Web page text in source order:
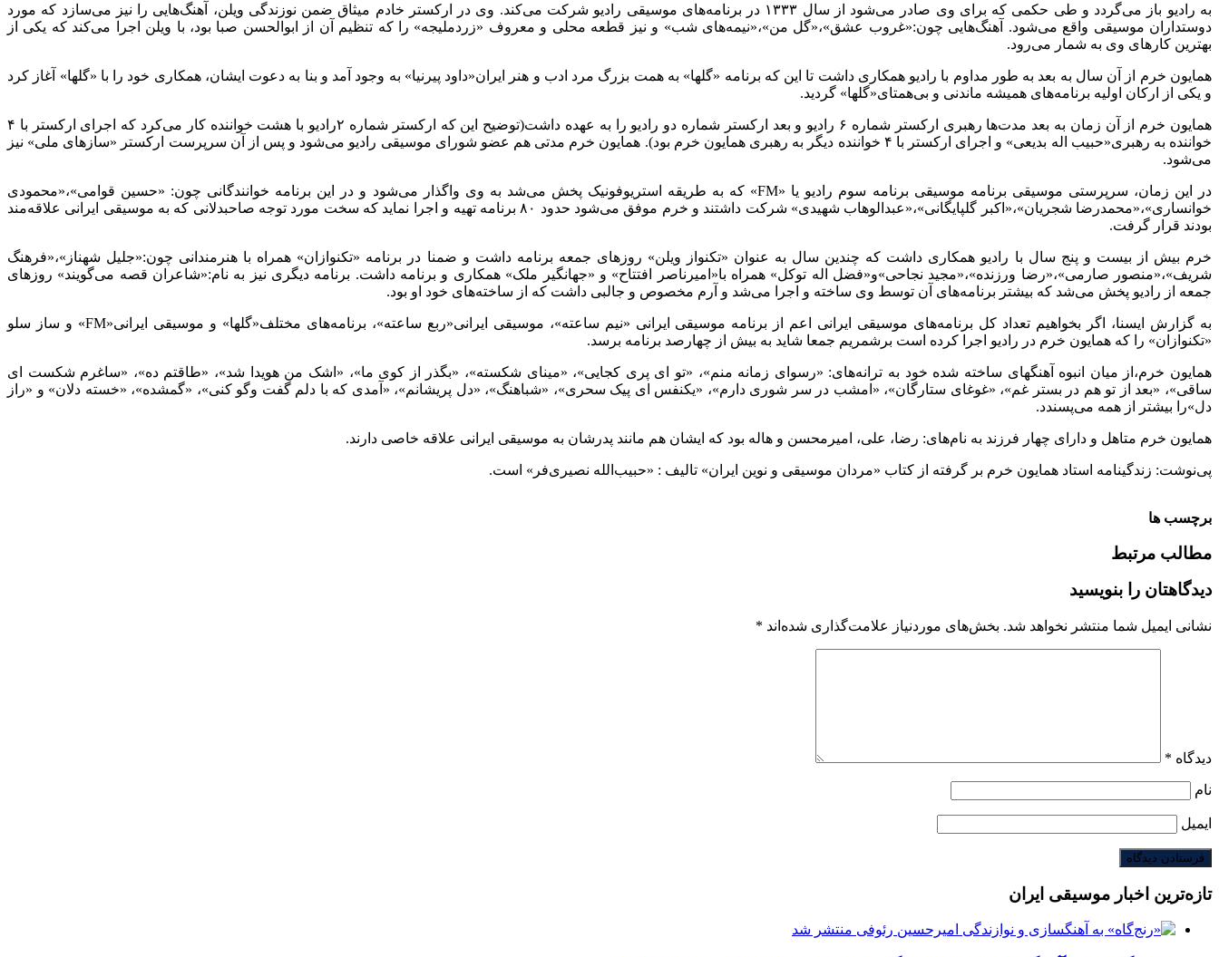
به رادیو باز می‌گردد و طی حکمی که برای وی صادر می‌شود از سال ۱۳۳۳ در برنامه‌های موسیقی رادیو شرکت می‌کند. وی در ارکستر خادم میثاق ضمن نوزندگی ویلن‌، آهنگ‌هایی را نیز می‌سازد که مورد
دوستداران موسیقی واقع می‌شود. آهنگ‌هایی چون:«غروب عشق»،«گل من»،«نیمه‌های شب» و نیز قطعه محلی و معروف «زردملیجه» را که تنظیم آن از ابوالحسن صبا بود، با ویلن اجرا می‌کند که یکی از
بهترین کارهای وی به شمار می‌رود.
همایون خرم از آن سال به بعد به طور مداوم با رادیو همکاری داشت تا این که برنامه «گلها» به همت بزرگ مرد ادب و هنر ایران«داود پیرنیا» به وجود آمد و بنا به دعوت ایشان‌، همکاری خود را با «گلها» آغاز کرد
و یکی از ارکان اولیه برنامه‌های همیشه ماندنی و بی‌همتای«گلها» گردید.
همایون خرم از آن زمان به بعد مدت‌ها رهبری ارکستر شماره ۶ رادیو و بعد ارکستر شماره دو رادیو را به عهده داشت(توضیح این که ارکستر شماره ۲رادیو با هشت خواننده کار می‌کرد که اجرای ارکستر با ۴
خواننده به رهبری«حبیب اله بدیعی» و اجرای ارکستر با ۴ خواننده دیگر به رهبری همایون خرم بود). همایون خرم مدتی هم عضو شورای موسیقی رادیو می‌شود و پس از آن سرپرست ارکستر «ساز‌های ملی» نیز
می‌شود.
در این زمان‌، سرپرستی موسیقی برنامه موسیقی برنامه سوم رادیو یا «FM» که به طریقه استریوفونیک پخش می‌شد به وی واگذار می‌شود و در این برنامه خوانندگانی چون: «حسین قوامی»،«محمودی
خوانساری»،«محمدرضا شجریان»،«اکبر گلپایگانی»،«عبدالوهاب شهیدی» شرکت داشتند و خرم موفق می‌شود حدود ۸۰ برنامه تهیه و اجرا نماید که سخت مورد توجه صاحبدلانی که به موسیقی ایرانی علاقه‌مند
بودند قرار گرفت.
خرم بیش از بیست و پنج سال با رادیو همکاری داشت که چندین سال به عنوان «تکنواز ویلن» روزهای جمعه برنامه داشت و ضمنا در برنامه «تکنوازان» همراه با هنرمندانی چون:«جلیل شهناز»،«فرهنگ
شریف»،«منصور صارمی»،«رضا ورزنده»،«مجید نجاحی»و«فضل اله توکل» همراه با«امیرناصر افتتاح» و «جهانگیر ملک» همکاری و برنامه داشت. برنامه دیگری نیز به نام:«شاعران قصه می‌گویند» روزهای
جمعه از رادیو پخش می‌شد که بیشتر برنامه‌های آن توسط وی ساخته و اجرا می‌شد و آرم مخصوص و جالبی داشت که از ساخته‌های خود او بود.
به گزارش ایسنا، اگر بخواهیم تعداد کل برنامه‌های موسیقی ایرانی اعم از برنامه موسیقی ایرانی «نیم ساعته»، موسیقی ایرانی«ربع ساعته»، برنامه‌های مختلف«گلها» و موسیقی ایرانی«FM» و ساز سلو
«تکنوازان» را که همایون خرم در رادیو اجرا کرده است برشمریم جمعا شاید به بیش از چهارصد برنامه برسد.
همایون خرم،‌از میان انبوه آهنگهای ساخته شده خود به ترانه‌های: «رسوای زمانه منم»، «تو ای پری کجایی»، «مینای شکسته»، «بگذر از کوی ما»، «اشک من هویدا شد»، «طاقتم ده»، «ساغرم شکست ای
ساقی»، «بعد از تو هم در بستر غم»، «غوغای ستارگان»، «امشب در سر شوری دارم»، «یکنفس ای پیک سحری»، «شباهنگ»، «دل پریشانم»، «آمدی که با دلم گفت وگو کنی»، «گمشده»، «خسته دلان» و «راز
دل»را بیشتر از همه می‌پسندد.
همایون خرم متاهل و دارای چهار فرزند به نام‌های: رضا‌، علی، امیرمحسن و هاله بود که ایشان هم مانند پدرشان به موسیقی ایرانی علاقه خاصی دارند.
پی‌نوشت: زندگینامه استاد همایون خرم بر گرفته از کتاب «مردان موسیقی و نوین ایران» تالیف : «حبیب‌الله نصیری‌فر» است.
برچسب ها
مطالب مرتبط
دیدگاهتان را بنویسید
نشانی ایمیل شما منتشر نخواهد شد. بخش‌های موردنیاز علامت‌گذاری شده‌اند *
دیدگاه *
نام
ایمیل
تازه‌ترین اخبار موسیقی ایران